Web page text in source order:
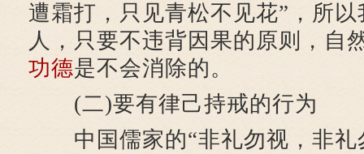
遭霜打，只见青松不见花”，所
人，只要不违背因果的原则，自
功德是不会消除的。
(二)要有律己持戒的行为
中国儒家的“非礼勿视，非礼